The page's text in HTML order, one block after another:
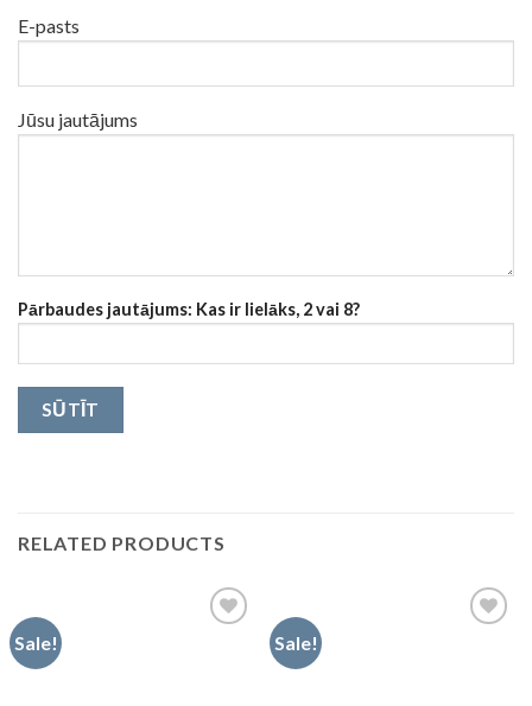
E-pasts
Jūsu jautājums
Pārbaudes jautājums: Kas ir lielāks, 2 vai 8?
RELATED PRODUCTS
Sale! Sale!